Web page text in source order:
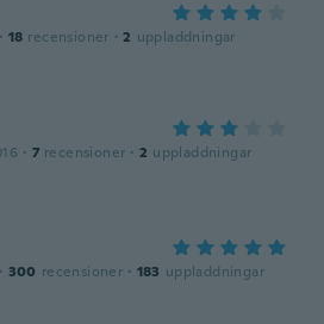
· 18 recensioner · 2 uppladdningar
· 7 recensioner · 2 uppladdningar
· 300 recensioner · 183 uppladdningar